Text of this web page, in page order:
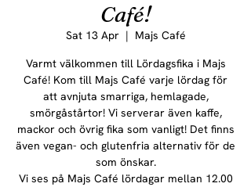
Café!
Sat 13 Apr
  |
Majs Café
Varmt välkommen till Lördagsfika i Majs
Café! Kom till Majs Café varje lördag för
att avnjuta smarriga, hemlagade,
smörgåstårtor! Vi serverar även kaffe,
mackor och övrig fika som vanligt! Det finns
även vegan- och glutenfria alternativ för de
som önskar.
Vi ses på Majs Café lördagar mellan 12.00